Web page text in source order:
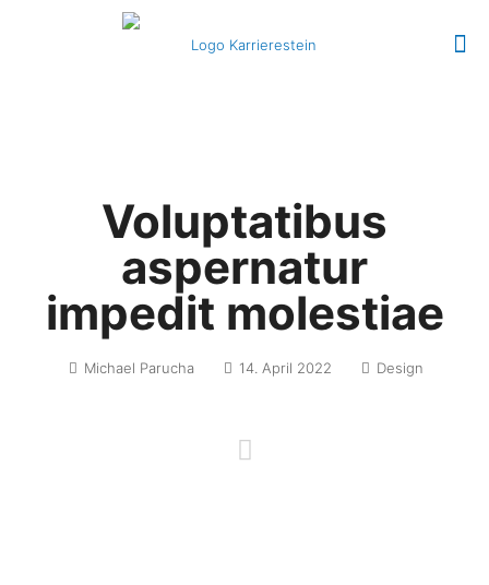
Voluptatibus
aspernatur
impedit molestiae
Michael Parucha 14. April 2022 Design